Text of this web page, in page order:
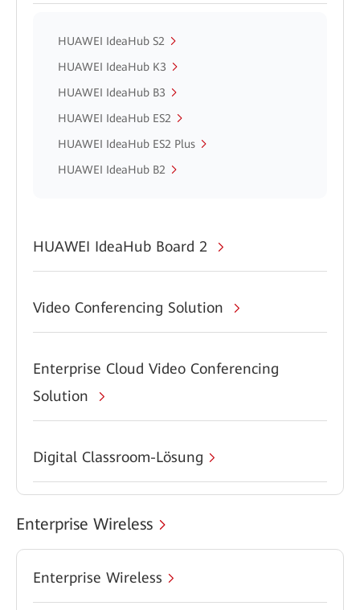
HUAWEI IdeaHub S2
HUAWEI IdeaHub K3
HUAWEI IdeaHub B3
HUAWEI IdeaHub ES2
HUAWEI IdeaHub ES2 Plus
HUAWEI IdeaHub B2
HUAWEI IdeaHub Board 2
Video Conferencing Solution
Enterprise Cloud Video Conferencing
Solution
Digital Classroom-Lösung
Enterprise Wireless
Enterprise Wireless